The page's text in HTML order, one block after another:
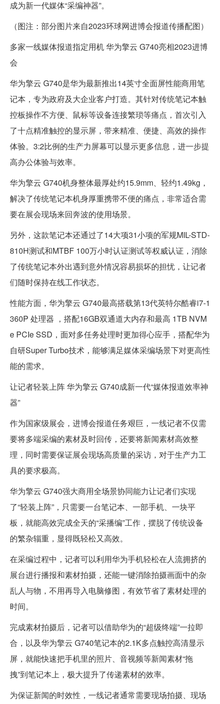
成为新一代媒体“采编神器”。
（图注：部分图片来自2023环球网进博会报道传播配图）
多家一线媒体报道指定用机 华为擎云 G740亮相2023进博
会
华为擎云 G740是华为最新推出14英寸全面屏性能商用笔
记本，专为政府及大企业客户打造。其针对传统笔记本触
控板操作不方便、鼠标等设备连接繁琐等痛点，首次引入
了十点精准触控的显示屏，带来精准、便捷、高效的操作
体验。3:2比例的生产力屏幕可以显示更多信息，进一步提
高办公体验与效率。
华为擎云 G740机身整体最厚处约15.9mm、轻约1.49kg，
解决了传统笔记本机身厚重携带不便的痛点，非常适合需
要在展会现场来回奔波的使用场景。
另外，这款笔记本还通过了14大项31小项的军规MIL-STD-
810H测试和MTBF 100万小时认证测试等权威认证，消除
了传统笔记本外出遇到意外情况容易损坏的担忧，让记者
们随时保持在线工作状态。
性能方面，华为擎云 G740最高搭载第13代英特尔酷睿i7-1
360P 处理器 ，搭配16GB双通道大内存和最高 1TB NVM
e PCIe SSD，面对多任务处理时更加得心应手，搭配华为
自研Super Turbo技术，能够满足媒体采编场景下对更高性
能的需求。
让记者轻装上阵 华为擎云 G740成新一代“媒体报道效率神
器”
作为国家级展会，进博会报道任务艰巨，一线记者不仅需
要将多端采编的素材及时回传，还要将新闻素材高效整
理，同时需要保证展会现场高质量的采访，对于生产力工
具的要求极高。
华为擎云 G740强大商用全场景协同能力让记者们实现
了“轻装上阵”，只需要一台笔记本、一部手机、一块平
板，就能高效完成全天的“采播编”工作，摆脱了传统设备
的繁杂辎重，显得既轻松又高效。
在采编过程中，记者可以利用华为手机轻松在人流拥挤的
展台进行播报和素材拍摄，还能一键消除拍摄画面中的杂
乱人与物，不用再导入电脑修图，有效节省了素材处理的
时间。
完成素材拍摄后，记者可以借助华为的“超级终端”一拉即
合，以及华为擎云 G740笔记本的2.1K多点触控高清显示
屏，就能快速把手机里的照片、音视频等新闻素材“拖
拽”到笔记本上，极大提升了传递素材的效率。
为保证新闻的时效性，一线记者通常需要现场拍摄、现场